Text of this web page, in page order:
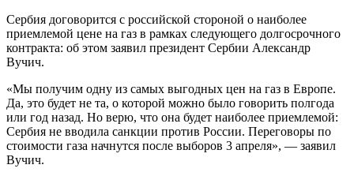
Сербия договорится с российской стороной о наиболее
приемлемой цене на газ в рамках следующего долгосрочного
контракта: об этом заявил президент Сербии Александр
Вучич.
«Мы получим одну из самых выгодных цен на газ в Европе.
Да, это будет не та, о которой можно было говорить полгода
или год назад. Но верю, что она будет наиболее приемлемой:
Сербия не вводила санкции против России. Переговоры по
стоимости газа начнутся после выборов 3 апреля», — заявил
Вучич.